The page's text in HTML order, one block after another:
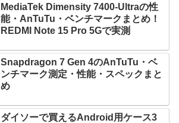
MediaTek Dimensity 7400-Ultraの性
能・AnTuTu・ベンチマークまとめ！
REDMI Note 15 Pro 5Gで実測
Snapdragon 7 Gen 4のAnTuTu・ベ
ンチマーク測定・性能・スペックまと
め
ダイソーで買えるAndroid用ケース3